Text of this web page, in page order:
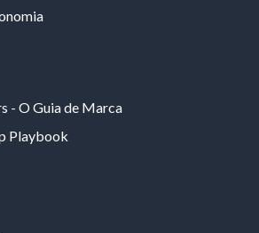
- O Guia de Marca
Playbook